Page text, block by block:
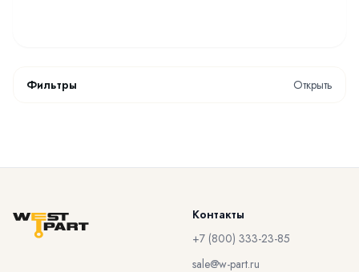
Фильтры Открыть
Контакты
+7 (800) 333-23-85
sale@w-part.ru